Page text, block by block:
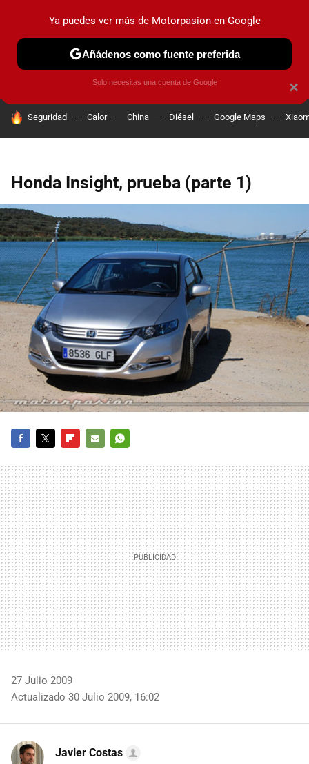
PRUEBAS COCHES ELÉCTRICOS OBSERVATORIO
HOY SE HABLA DE
Seguridad Calor China Diésel Google Maps
Honda Insight, prueba (parte 1)
MAIL
27 Julio 2009
Actualizado 30 Julio 2009, 16:02
Javier Costas
×
Ya puedes ver más de Motorpasion en Google
Añádenos como fuente preferida
Solo necesitas una cuenta de Google